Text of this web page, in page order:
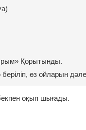
Қорытынды.
беріліп, өз ойларын
оқып шығады.